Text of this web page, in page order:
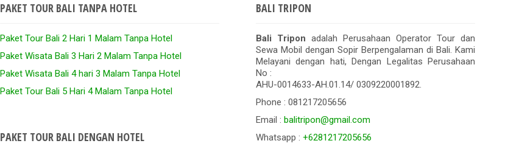
PAKET TOUR BALI TANPA HOTEL
Paket Tour Bali 2 Hari 1 Malam Tanpa Hotel
Paket Wisata Bali 3 Hari 2 Malam Tanpa Hotel
Paket Wisata Bali 4 hari 3 Malam Tanpa Hotel
Paket Tour Bali 5 Hari 4 Malam Tanpa Hotel
PAKET TOUR BALI DENGAN HOTEL
BALI TRIPON
Bali Tripon adalah Perusahaan Operator Tour dan
Sewa Mobil dengan Sopir Berpengalaman di Bali. Kami
Melayani dengan hati, Dengan Legalitas Perusahaan
No :
AHU-0014633-AH.01.14/ 0309220001892.
Phone : 081217205656
Email : balitripon@gmail.com
Whatsapp : +6281217205656